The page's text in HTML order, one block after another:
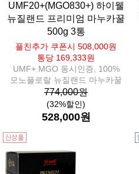
UMF20+(MGO830+) 하이웰
뉴질랜드 프리미엄 마누카꿀
500g 3통
플친추가 쿠폰시 508,000원
통당 169,333원
UMF+ MGO 동시인증, 100%
모노플로랄 뉴질랜드 마누카꿀
774,000원
(32%할인)
528,000원